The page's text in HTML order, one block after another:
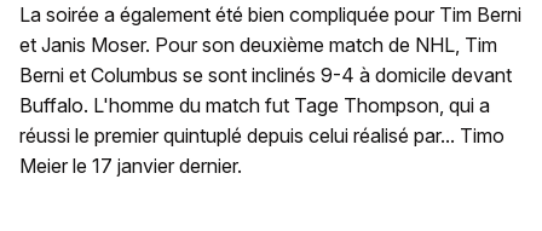
La soirée a également été bien compliquée pour Tim Berni
et Janis Moser. Pour son deuxième match de NHL, Tim
Berni et Columbus se sont inclinés 9-4 à domicile devant
Buffalo. L'homme du match fut Tage Thompson, qui a
réussi le premier quintuplé depuis celui réalisé par... Timo
Meier le 17 janvier dernier.